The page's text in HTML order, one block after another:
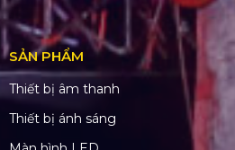
SẢN PHẨM
Thiết bị âm thanh
Thiết bị ánh sáng